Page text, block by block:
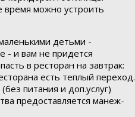
время можно устроить
детьми -
- и вам не придется
в ресторан на завтрак:
есть теплый переход.
питания и доп.услуг)
предоставляется манеж-